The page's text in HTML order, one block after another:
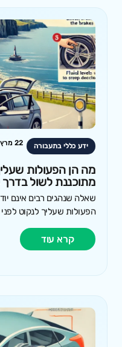
ידע כללי בתעבורה 22 מרץ 2025
מה הן הפעולות
מתוכננת לשול בדרך
שאלה שנהגים רבים אינם
הפעולות שעליך לנקוט
קרא עוד